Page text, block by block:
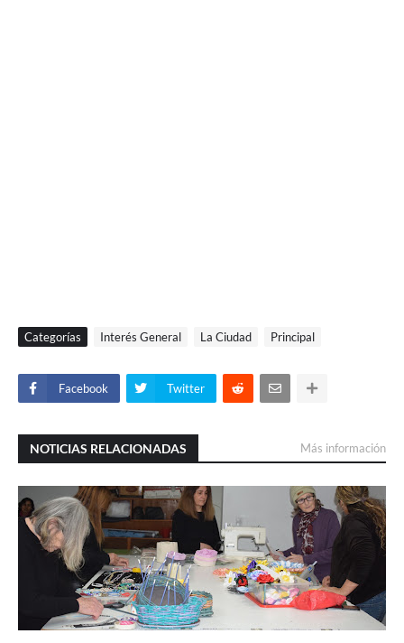
Categorías Interés General La Ciudad Principal
Facebook Twitter
NOTICIAS RELACIONADAS Más información